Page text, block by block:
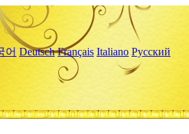
어 Deutsch Français Italiano Русский